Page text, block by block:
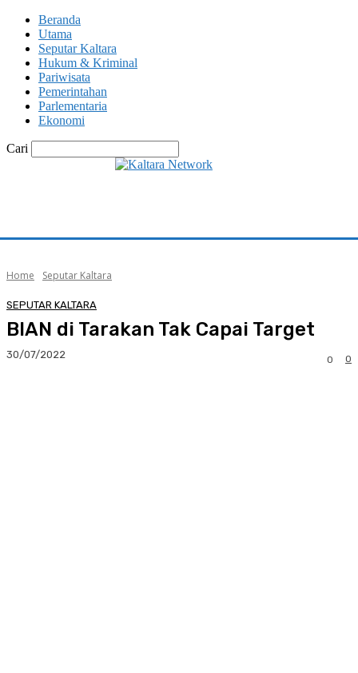
Beranda
Utama
Seputar Kaltara
Hukum & Kriminal
Pariwisata
Pemerintahan
Parlementaria
Ekonomi
Cari
Home Seputar Kaltara
SEPUTAR KALTARA
BIAN di Tarakan Tak Capai Target
30/07/2022 0
0